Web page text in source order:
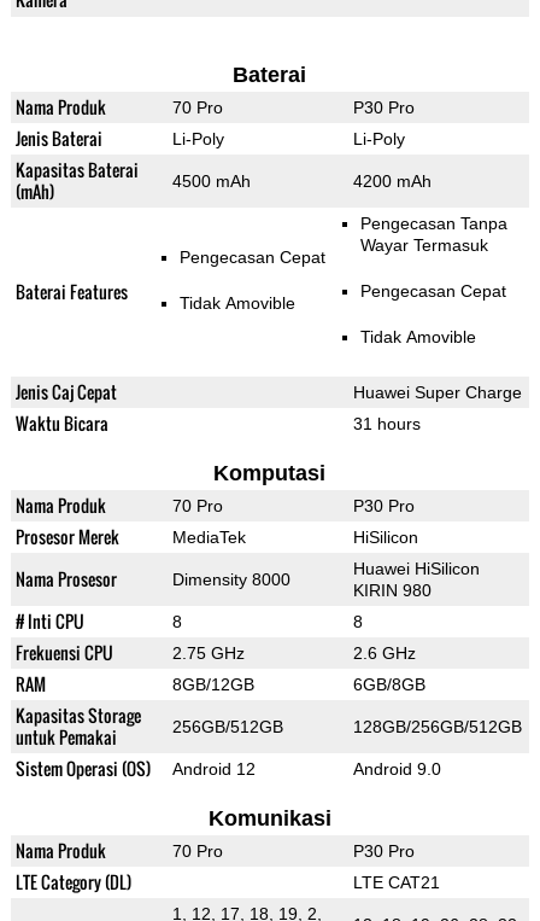
Baterai
Nama Produk 70 Pro P30 Pro
Jenis Baterai Li-Poly Li-Poly
Kapasitas Baterai
(mAh)
4500 mAh 4200 mAh
Baterai Features
Pengecasan Cepat
Tidak Amovible
Pengecasan Tanpa
Wayar Termasuk
Pengecasan Cepat
Tidak Amovible
Jenis Caj Cepat Huawei Super Charge
Waktu Bicara 31 hours
Komputasi
Nama Produk 70 Pro P30 Pro
Prosesor Merek MediaTek HiSilicon
Nama Prosesor Dimensity 8000
Huawei HiSilicon
KIRIN 980
# Inti CPU 8 8
Frekuensi CPU 2.75 GHz 2.6 GHz
RAM 8GB/12GB 6GB/8GB
Kapasitas Storage
untuk Pemakai
256GB/512GB 128GB/256GB/512GB
Sistem Operasi (OS) Android 12 Android 9.0
Komunikasi
Nama Produk 70 Pro P30 Pro
LTE Category (DL) LTE CAT21
1, 12, 17, 18, 19, 2,